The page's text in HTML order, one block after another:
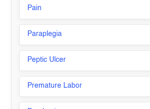
Pain
Paraplegia
Peptic Ulcer
Premature Labor